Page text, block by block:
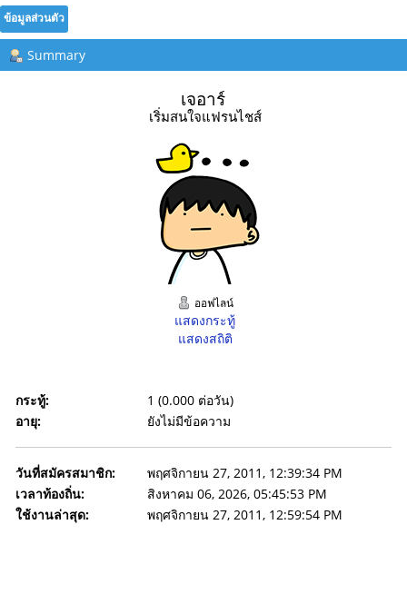
ข้อมูลส่วนตัว
Summary
เจอาร์
เริ่มสนใจแฟรนไชส์
ออฟไลน์
แสดงกระทู้
แสดงสถิติ
กระทู้:
1 (0.000 ต่อวัน)
อายุ:
ยังไม่มีข้อความ
วันที่สมัครสมาชิก:
พฤศจิกายน 27, 2011, 12:39:34 PM
เวลาท้องถิ่น:
สิงหาคม 06, 2026, 05:45:53 PM
ใช้งานล่าสุด:
พฤศจิกายน 27, 2011, 12:59:54 PM